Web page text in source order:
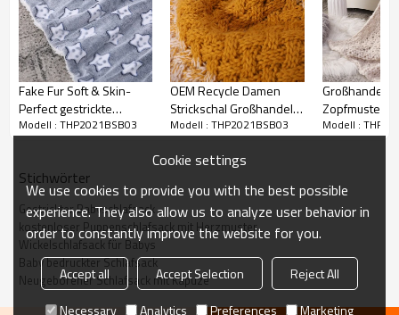
Produktname
Großhandel niedlichen
neugeborenen gestrickten
Babyschlafsack mit bedrucktem
Fake Fur Soft & Skin-
Perfect gestrickte
Babydecke Großhandel
Modell : THP2021BSB03
OEM Recycle Damen
Strickschal Großhandel
Warmer Schal vom
Lieferanten
Modell : THP2021BSB03
Großhandel
Zopfmuster
Überwurf,
Modell :
Stichwörter
Gestrickter Babyschlafsack
kostenloser Puppenschlafsack mit Herzmuster
Wickelschlafsack für Babys
Baby bedruckter Schlafsack
Neugeborener Schlafsack mit Kapuze
Cookie settings
We use cookies to provide you with the best possible
experience. They also allow us to analyze user behavior in
order to constantly improve the website for you.
Accept all Accept Selection
Reject All
Necessary
Analytics Preferences Marketing